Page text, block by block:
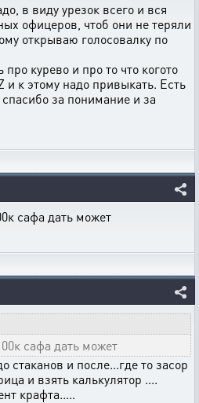
в виду урезок всего и вся
офицеров, чтоб они не теряли
открываю голосовалку по
курево и про то что когото
и к этому надо привыкать. Есть
за понимание и за
сафа дать может
сафа дать может
стаканов и после...где то засор
и взять калькулятор ....
крафта.....